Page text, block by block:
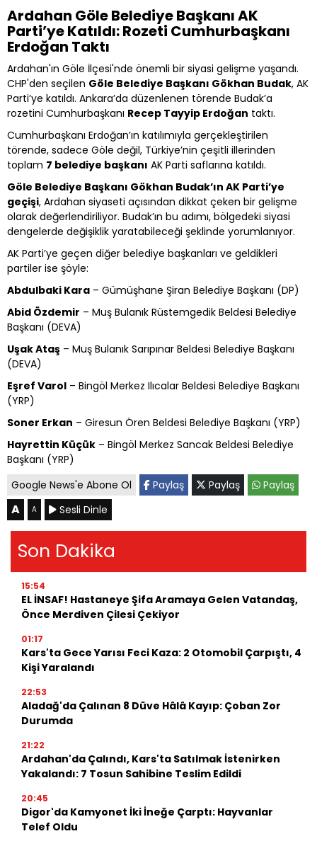
Ardahan Göle Belediye Başkanı AK
Parti’ye Katıldı: Rozeti Cumhurbaşkanı
Erdoğan Taktı
Ardahan'ın Göle İlçesi'nde önemli bir siyasi gelişme yaşandı.
CHP'den seçilen Göle Belediye Başkanı Gökhan Budak, AK
Parti’ye katıldı. Ankara’da düzenlenen törende Budak’a
rozetini Cumhurbaşkanı Recep Tayyip Erdoğan taktı.
Cumhurbaşkanı Erdoğan’ın katılımıyla gerçekleştirilen
törende, sadece Göle değil, Türkiye’nin çeşitli illerinden
toplam 7 belediye başkanı AK Parti saflarına katıldı.
Göle Belediye Başkanı Gökhan Budak’ın AK Parti’ye
geçişi, Ardahan siyaseti açısından dikkat çeken bir gelişme
olarak değerlendiriliyor. Budak’ın bu adımı, bölgedeki siyasi
dengelerde değişiklik yaratabileceği şeklinde yorumlanıyor.
AK Parti’ye geçen diğer belediye başkanları ve geldikleri
partiler ise şöyle:
Abdulbaki Kara – Gümüşhane Şiran Belediye Başkanı (DP)
Abid Özdemir – Muş Bulanık Rüstemgedik Beldesi Belediye
Başkanı (DEVA)
Uşak Ataş – Muş Bulanık Sarıpınar Beldesi Belediye Başkanı
(DEVA)
Eşref Varol – Bingöl Merkez Ilıcalar Beldesi Belediye Başkanı
(YRP)
Soner Erkan – Giresun Ören Beldesi Belediye Başkanı (YRP)
Hayrettin Küçük – Bingöl Merkez Sancak Beldesi Belediye
Başkanı (YRP)
Google News'e Abone Ol
Paylaş Paylaş Paylaş
A A Sesli Dinle
Son Dakika
15:54
EL İNSAF! Hastaneye Şifa Aramaya Gelen Vatandaş,
Önce Merdiven Çilesi Çekiyor
01:17
Kars'ta Gece Yarısı Feci Kaza: 2 Otomobil Çarpıştı, 4
Kişi Yaralandı
22:53
Aladağ'da Çalınan 8 Düve Hâlâ Kayıp: Çoban Zor
Durumda
21:22
Ardahan'da Çalındı, Kars'ta Satılmak İstenirken
Yakalandı: 7 Tosun Sahibine Teslim Edildi
20:45
Digor'da Kamyonet İki İneğe Çarptı: Hayvanlar
Telef Oldu